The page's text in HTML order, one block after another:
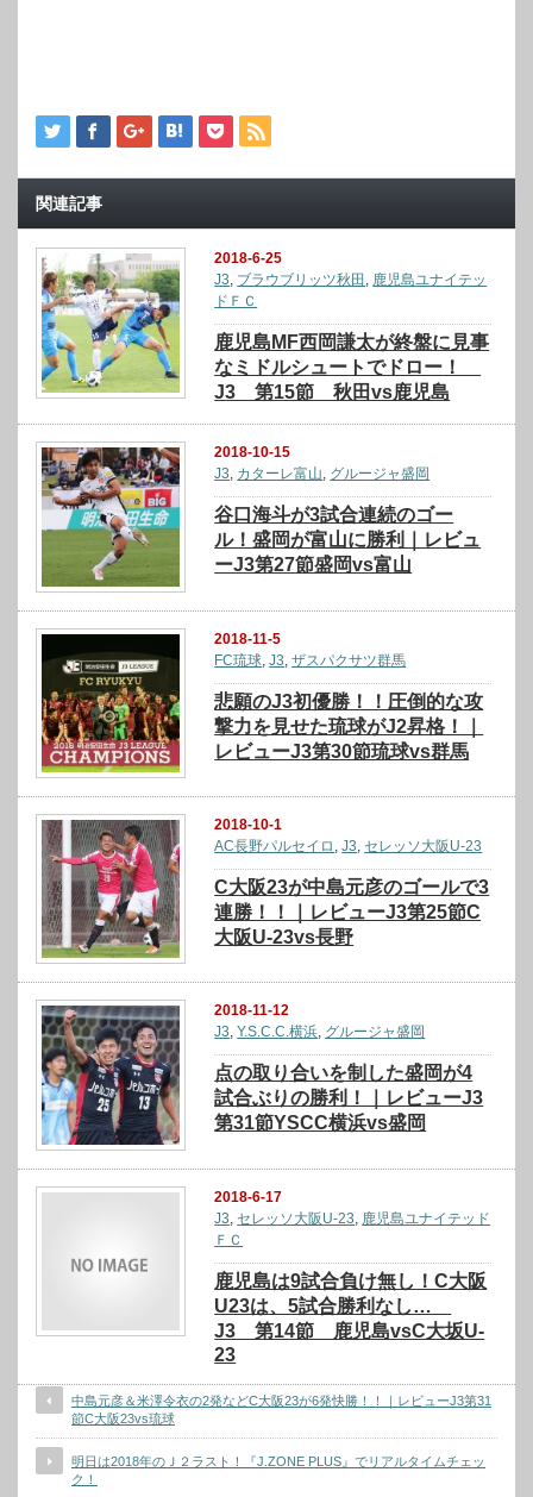
関連記事
2018-6-25
J3, ブラウブリッツ秋田 , 鹿児島ユナイテッ
ドＦＣ
鹿児島MF西岡謙太が終盤に見事
なミドルシュートでドロー！
J3 第15節 秋田vs鹿児島
2018-10-15
J3, カターレ富山, グルージャ盛岡
谷口海斗が3試合連続のゴー
ル！盛岡が富山に勝利｜レビュ
ーJ3第27節盛岡vs富山
2018-11-5
FC琉球 ,J3 ,ザスパクサツ群馬
悲願のJ3初優勝！！圧倒的な攻
撃力を見せた琉球がJ2昇格！｜
レビューJ3第30節琉球vs群馬
2018-10-1
AC長野パルセイロ ,J3, セレッソ大阪U-23
C大阪23が中島元彦のゴールで3
連勝！！｜レビューJ3第25節C
大阪U-23vs長野
2018-11-12
J3,Y.S.C.C.横浜, グルージャ盛岡
点の取り合いを制した盛岡が4
試合ぶりの勝利！｜レビューJ3
第31節YSCC横浜vs盛岡
2018-6-17
J3, セレッソ大阪U-23, 鹿児島ユナイテッド
ＦＣ
鹿児島は9試合負け無し！C大阪
U23は、5試合勝利なし…
J3 第14節 鹿児島vsC大坂U-
23
中島元彦＆米澤令衣の2発などC大阪23が6発快勝！！｜レビューJ3第31
節C大阪23vs琉球
明日は2018年のＪ２ラスト！『J.ZONE PLUS』でリアルタイムチェッ
ク！